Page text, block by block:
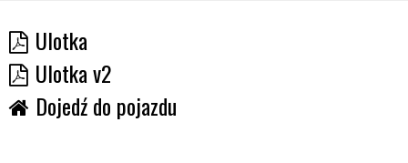
Ulotka
Ulotka v2
Dojedź do pojazdu